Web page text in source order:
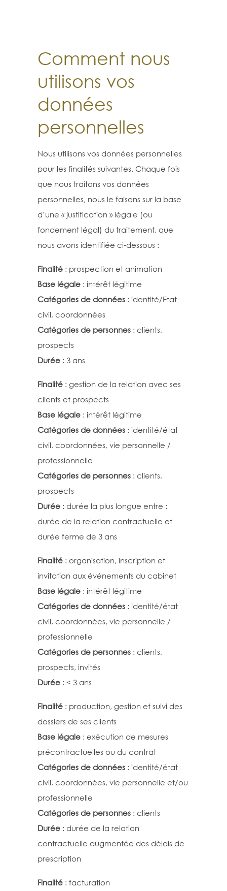
Comment nous
utilisons vos
données
personnelles
Nous utilisons vos données personnelles
pour les finalités suivantes. Chaque fois
que nous traitons vos données
personnelles, nous le faisons sur la base
d’une « justification » légale (ou
fondement légal) du traitement, que
nous avons identifiée ci-dessous :
Finalité : prospection et animation
Base légale : intérêt légitime
Catégories de données : identité/Etat
civil, coordonnées
Catégories de personnes : clients,
prospects
Durée : 3 ans
Finalité : gestion de la relation avec ses
clients et prospects
Base légale : intérêt légitime
Catégories de données : identité/état
civil, coordonnées, vie personnelle /
professionnelle
Catégories de personnes : clients,
prospects
Durée : durée la plus longue entre :
durée de la relation contractuelle et
durée ferme de 3 ans
Finalité : organisation, inscription et
invitation aux événements du cabinet
Base légale : intérêt légitime
Catégories de données : identité/état
civil, coordonnées, vie personnelle /
professionnelle
Catégories de personnes : clients,
prospects, invités
Durée : < 3 ans
Finalité : production, gestion et suivi des
dossiers de ses clients
Base légale : exécution de mesures
précontractuelles ou du contrat
Catégories de données : identité/état
civil, coordonnées, vie personnelle et/ou
professionnelle
Catégories de personnes : clients
Durée : durée de la relation
contractuelle augmentée des délais de
prescription
Finalité : facturation